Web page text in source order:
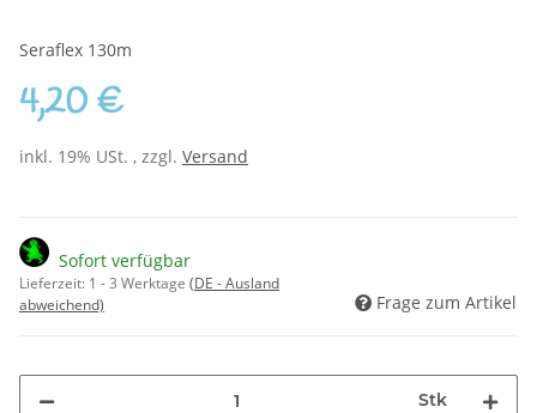
Seraflex 130m
4,20 €
inkl. 19% USt. , zzgl. Versand
Sofort verfügbar
Lieferzeit: 1 - 3 Werktage (DE - Ausland
abweichend)
Frage zum Artikel
Stk